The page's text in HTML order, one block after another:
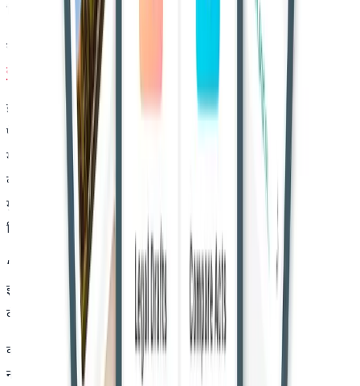
लिए कोई दंड निर्धारित नहीं करती,” कोर्ट ने कहा।
यह भी पढ़ें:
बिक्री समझौते के तहत प्रस्तावित खरीदार तीसरे पक्ष के कब्जे
के खिलाफ मुकदमा दायर नहीं कर सकता : सुप्रीम कोर्ट
इस मामले में, इमरान खान ने चौधरी फरहान उस्मान
द्वारा की गई एक
फेसबुक पोस्ट को लाइक किया था, जिसमें यह उल्लेख था कि राष्ट्रपति
महोदय को ज्ञापन सौंपने के लिए कलेक्ट्रेट के सामने एकत्रित होंगे। ऐसा
कहा गया कि इस पोस्ट के कारण
600–700 लोगों की भीड़
मुस्लिम समुदाय के लोग, बिना अनुमति के एकत्रित हुई और जुलूस
निकाला, जिससे सार्वजनिक शांति को खतरा हुआ।
“पोस्ट को लाइक करना उसका प्रकाशन या प्रसारण नहीं माना जा सकता।
इसलिए, केवल पोस्ट को लाइक करना आईटी एक्ट की धारा 67 के तहत
दंडनीय नहीं है,” कोर्ट ने कहा।
कोर्ट ने पाया कि आवेदक के फेसबुक अकाउंट पर कोई भड़काऊ सामग्री
नहीं मिली, और न ही ऐसा कोई ठोस साक्ष्य था जो उसे संबंधित पोस्ट से